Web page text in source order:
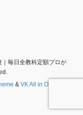
毎日全教科定額プロが
& VK All in One